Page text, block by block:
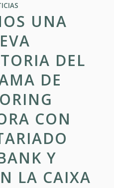
UNA
DEL
DE
CON
Y
LA CAIXA